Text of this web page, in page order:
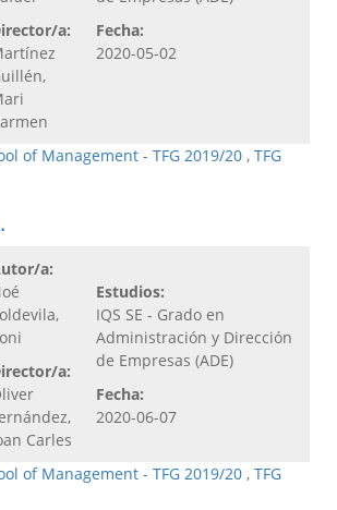
a:
Fecha:
2020-05-02
of Management - TFG 2019/20 , TFG
a:
a:
Carles
Estudios:
IQS SE - Grado en
Administración y Dirección
de Empresas (ADE)
Fecha:
2020-06-07
of Management - TFG 2019/20 , TFG